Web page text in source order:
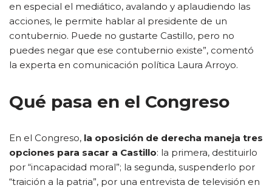
en especial el mediático, avalando y aplaudiendo las
acciones, le permite hablar al presidente de un
contubernio. Puede no gustarte Castillo, pero no
puedes negar que ese contubernio existe”, comentó
la experta en comunicación política Laura Arroyo.
Qué pasa en el Congreso
En el Congreso, la oposición de derecha maneja tres
opciones para sacar a Castillo: la primera, destituirlo
por “incapacidad moral”; la segunda, suspenderlo por
“traición a la patria”, por una entrevista de televisión en